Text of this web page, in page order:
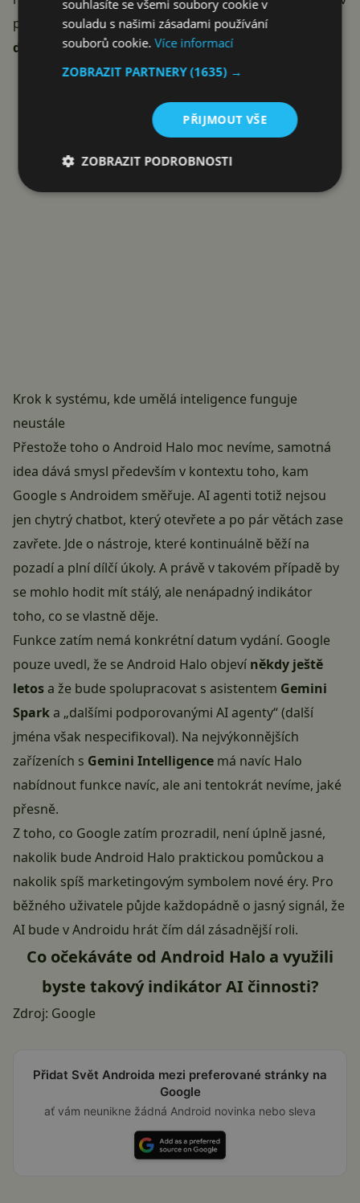
praxi, zatím netušíme.Další podrobnosti se prý
dozvíme později v tomto roce.
Reklama
Krok k systému, kde umělá inteligence funguje
neustále
Přestože toho o Android Halo moc nevíme, samotná
idea dává smysl především v kontextu toho, kam
Google s Androidem směřuje. AI agenti totiž nejsou
jen chytrý chatbot, který otevřete a po pár větách zase
zavřete. Jde o nástroje, které kontinuálně běží na
pozadí a plní dílčí úkoly. A právě v takovém případě by
se mohlo hodit mít stálý, ale nenápadný indikátor
toho, co se vlastně děje.
Funkce zatím nemá konkrétní datum vydání. Google
pouze uvedl, že se Android Halo objeví někdy ještě
letosa že bude spolupracovat s asistentem Gemini
Sparka „dalšími podporovanými AI agenty“ (další
jména však nespecifikoval). Na nejvýkonnějších
zařízeních s Gemini Intelligence má navíc Halo
nabídnout funkce navíc, ale ani tentokrát nevíme, jaké
přesně.
Z toho, co Google zatím prozradil, není úplně jasné,
nakolik bude Android Halo praktickou pomůckou a
nakolik spíš marketingovým symbolem nové éry. Pro
běžného uživatele půjde každopádně o jasný signál, že
AI bude v Androidu hrát čím dál zásadnější roli.
Co očekáváte od Android Halo a využili
byste takový indikátor AI činnosti?
Zdroj: Google
Přidat Svět Androida mezi preferované stránky na
Google
ať vám neunikne žádná Android novinka nebo sleva
souhlasíte se všemi soubory cookie v
souladu s našimi zásadami používání
souborů cookie.Více informací
ZOBRAZIT PARTNERY(1635) →
PŘIJMOUT VŠE
ZOBRAZIT PODROBNOSTI